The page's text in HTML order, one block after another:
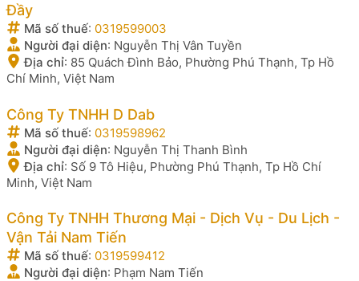
Đầy
Mã số thuế: 0319599003
Người đại diện: Nguyễn Thị Vân Tuyền
Địa chỉ: 85 Quách Đình Bảo, Phường Phú Thạnh, Tp Hồ
Chí Minh, Việt Nam
Công Ty TNHH D Dab
Mã số thuế: 0319598962
Người đại diện: Nguyễn Thị Thanh Bình
Địa chỉ: Số 9 Tô Hiệu, Phường Phú Thạnh, Tp Hồ Chí
Minh, Việt Nam
Công Ty TNHH Thương Mại - Dịch Vụ - Du Lịch -
Vận Tải Nam Tiến
Mã số thuế: 0319599412
Người đại diện: Phạm Nam Tiến